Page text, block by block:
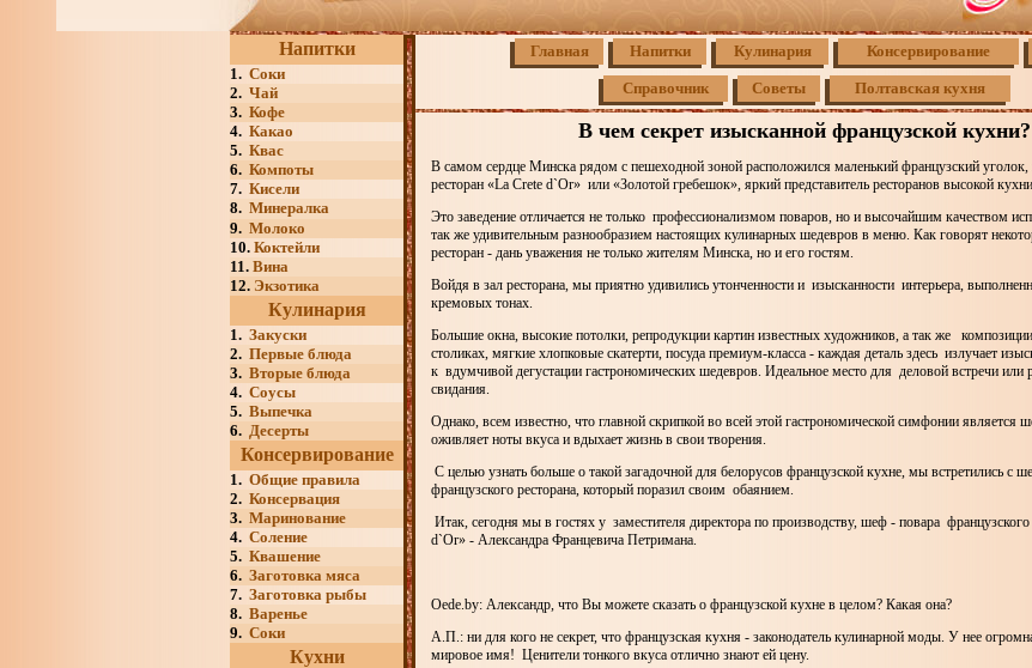
Напитки
1. Соки
2. Чай
3. Кофе
4. Какао
5. Квас
6. Компоты
7. Кисели
8. Минералка
9. Молоко
10. Коктейли
11. Вина
12. Экзотика
Кулинария
1. Закуски
2. Первые блюда
3. Вторые блюда
4. Соусы
5. Выпечка
6. Десерты
Консервирование
1. Общие правила
2. Консервация
3. Маринование
4. Соление
5. Квашение
6. Заготовка мяса
7. Заготовка рыбы
8. Варенье
9. Соки
Кухни
Главная Напитки Кулинария Консервирование
Справочник Советы Полтавская кухня
В чем секрет изысканной французской кухни?
В самом сердце Минска рядом с пешеходной зоной расположился маленький французский
ресторан «La Crete d`Or» или «Золотой гребешок», яркий представитель ресторанов высокой
Это заведение отличается не только профессионализмом поваров, но и высочайшим качеством
так же удивительным разнообразием настоящих кулинарных шедевров в меню. Как говорят
ресторан - дань уважения не только жителям Минска, но и его гостям.
Войдя в зал ресторана, мы приятно удивились утонченности и изысканности интерьера,
кремовых тонах.
Большие окна, высокие потолки, репродукции картин известных художников, а так же
столиках, мягкие хлопковые скатерти, посуда премиум-класса - каждая деталь здесь излучает
к вдумчивой дегустации гастрономических шедевров. Идеальное место для деловой встречи или
свидания.
Однако, всем известно, что главной скрипкой во всей этой гастрономической симфонии
оживляет ноты вкуса и вдыхает жизнь в свои творения.
С целью узнать больше о такой загадочной для белорусов французской кухне, мы встретились с
французского ресторана, который поразил своим обаянием.
Итак, сегодня мы в гостях у заместителя директора по производству, шеф - повара французского
d`Or» - Александра Францевича Петримана.
Oede.by: Александр, что Вы можете сказать о французской кухне в целом? Какая она?
А.П.: ни для кого не секрет, что французская кухня - законодатель кулинарной моды. У нее
мировое имя! Ценители тонкого вкуса отлично знают ей цену.